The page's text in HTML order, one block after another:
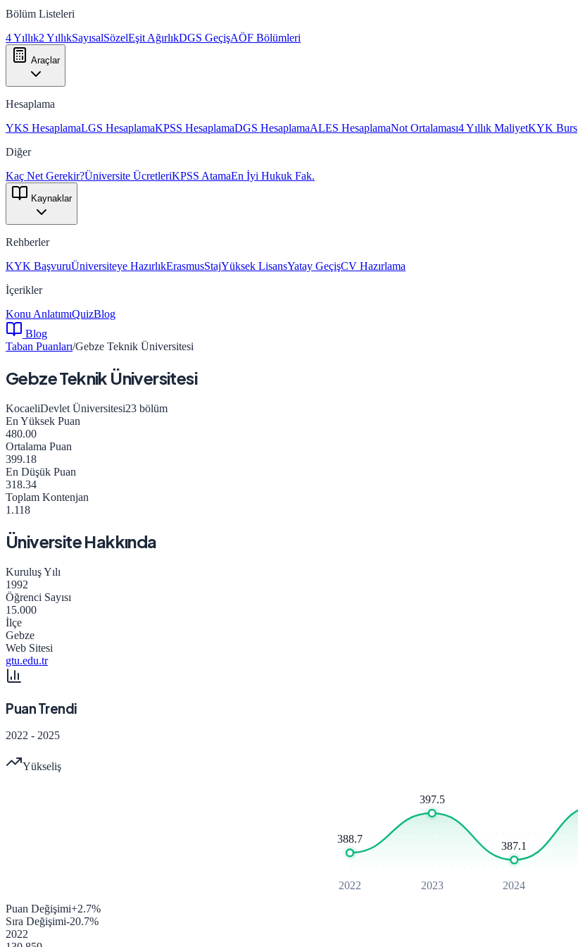
Bölüm Listeleri
4 Yıllık2 YıllıkSayısalSözelEşit AğırlıkDGS GeçişAÖF Bölümleri
Araçlar
Hesaplama
YKS HesaplamaLGS HesaplamaKPSS HesaplamaDGS HesaplamaALES HesaplamaNot Ortalaması4 Yıllık MaliyetKYK Burs
Diğer
Kaç Net Gerekir?Üniversite ÜcretleriKPSS AtamaEn İyi Hukuk Fak.
Kaynaklar
Rehberler
KYK BaşvuruÜniversiteye HazırlıkErasmusStajYüksek LisansYatay GeçişCV Hazırlama
İçerikler
Konu AnlatımıQuizBlog
Blog
Taban Puanları/Gebze Teknik Üniversitesi
Gebze Teknik Üniversitesi
KocaeliDevlet Üniversitesi23 bölüm
En Yüksek Puan
480.00
Ortalama Puan
399.18
En Düşük Puan
318.34
Toplam Kontenjan
1.118
Üniversite Hakkında
Kuruluş Yılı
1992
Öğrenci Sayısı
15.000
İlçe
Gebze
Web Sitesi
gtu.edu.tr
Puan Trendi
2022 - 2025
Yükseliş
388.7
2022
397.5
2023
387.1
2024
Puan Değişimi+2.7%
Sıra Değişimi-20.7%
2022